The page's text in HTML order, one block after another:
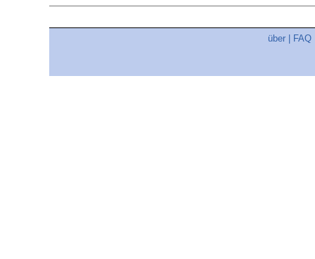
über FAQ